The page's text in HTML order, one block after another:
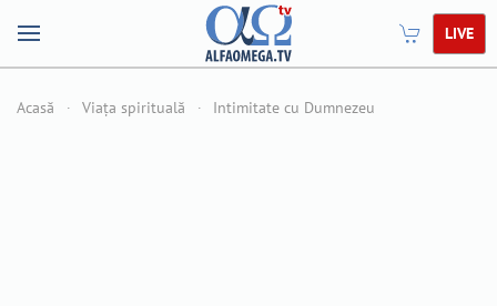
LIVE
Acasă Viața spirituală Intimitate cu Dumnezeu